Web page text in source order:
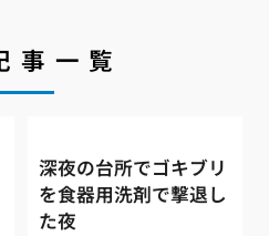
事一覧
深夜の台所でゴキブリ
を食器用洗剤で撃退し
た夜